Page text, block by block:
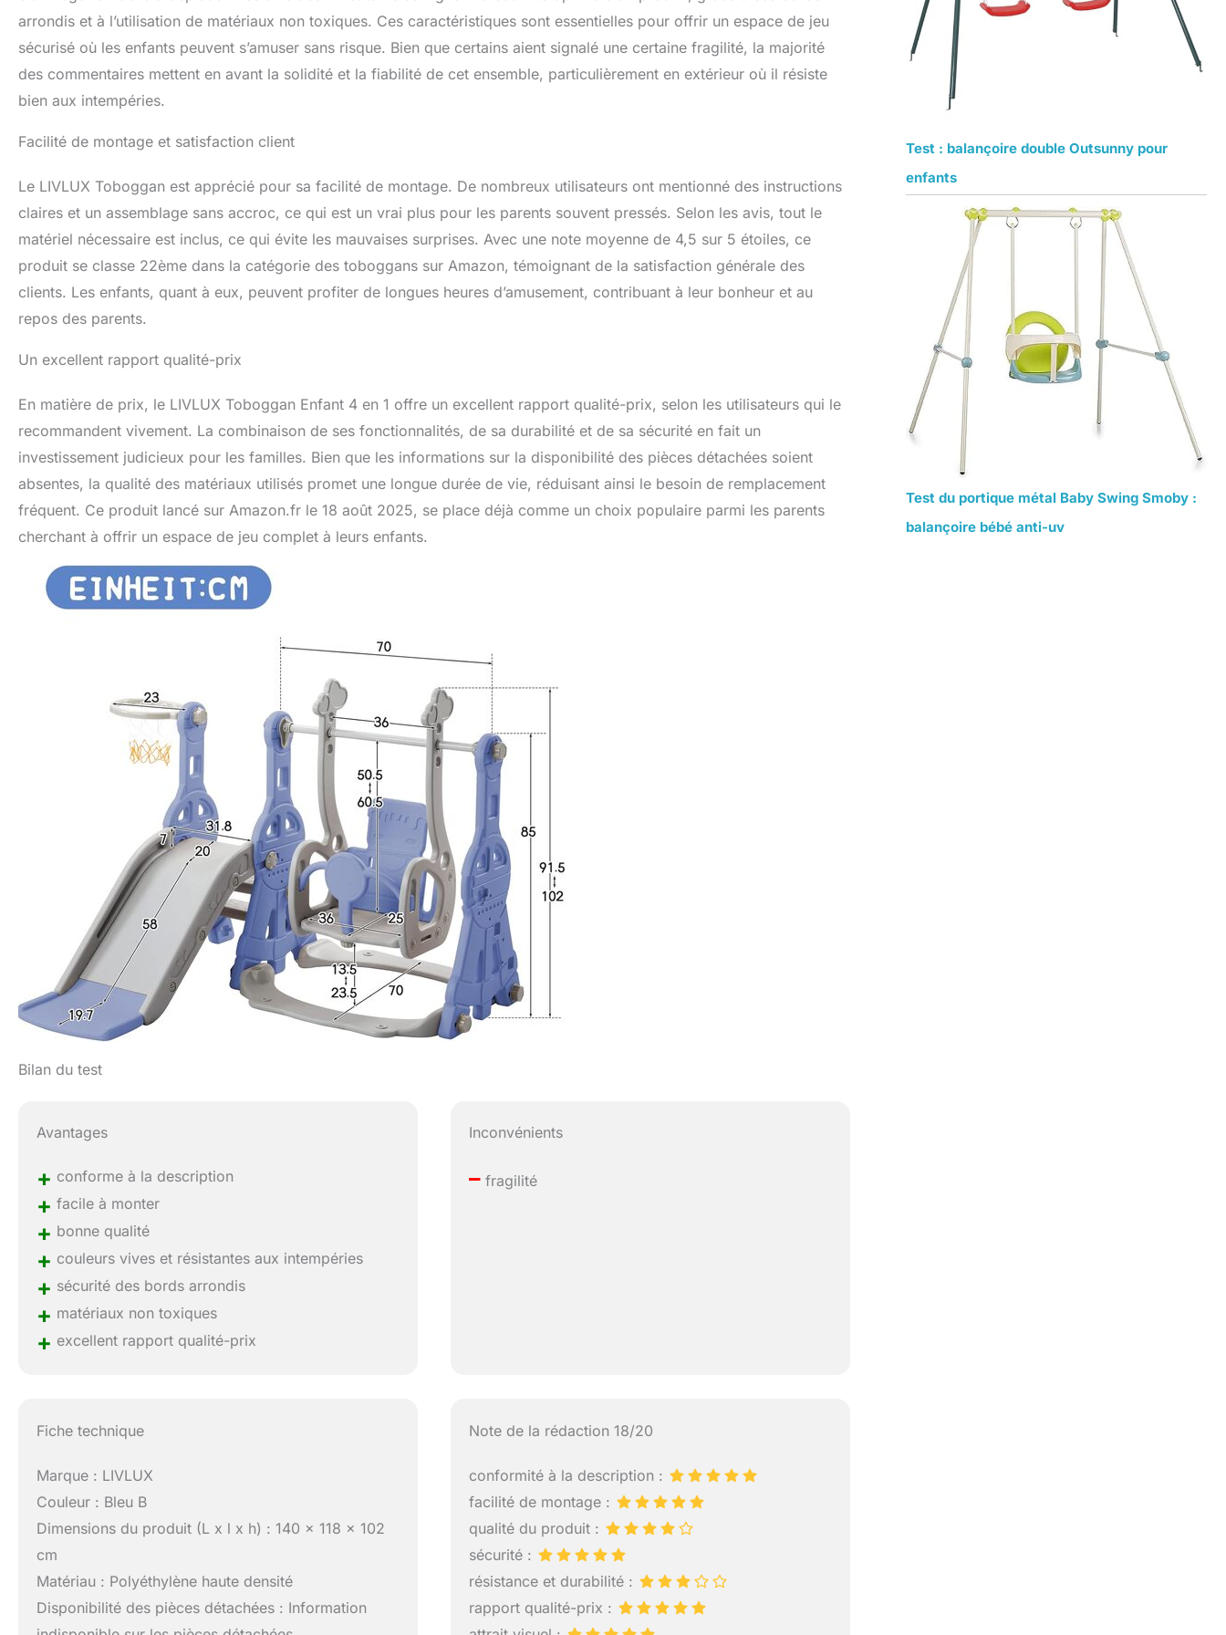
effort et sans outils spécifiques, en un rien de temps. De plus, le design modulaire
permet de démonter et de remonter facilement chaque élément. Lorsqu'il n'est
pas utilisé, il peut être démonté pour économiser de l'espace, offrant ainsi une
solution pratique et flexible pour tous les besoins de jeu.
arrondis et à l’utilisation de matériaux non toxiques. Ces caractéristiques sont essentielles pour offrir un espace de jeu
sécurisé où les enfants peuvent s’amuser sans risque. Bien que certains aient signalé une certaine fragilité, la majorité
des commentaires mettent en avant la solidité et la fiabilité de cet ensemble, particulièrement en extérieur où il résiste
bien aux intempéries.
Facilité de montage et satisfaction client
Le LIVLUX Toboggan est apprécié pour sa facilité de montage. De nombreux utilisateurs ont mentionné des instructions
claires et un assemblage sans accroc, ce qui est un vrai plus pour les parents souvent pressés. Selon les avis, tout le
matériel nécessaire est inclus, ce qui évite les mauvaises surprises. Avec une note moyenne de 4,5 sur 5 étoiles, ce
produit se classe 22ème dans la catégorie des toboggans sur Amazon, témoignant de la satisfaction générale des
clients. Les enfants, quant à eux, peuvent profiter de longues heures d’amusement, contribuant à leur bonheur et au
repos des parents.
Un excellent rapport qualité-prix
En matière de prix, le LIVLUX Toboggan Enfant 4 en 1 offre un excellent rapport qualité-prix, selon les utilisateurs qui le
recommandent vivement. La combinaison de ses fonctionnalités, de sa durabilité et de sa sécurité en fait un
investissement judicieux pour les familles. Bien que les informations sur la disponibilité des pièces détachées soient
absentes, la qualité des matériaux utilisés promet une longue durée de vie, réduisant ainsi le besoin de remplacement
fréquent. Ce produit lancé sur Amazon.fr le 18 août 2025, se place déjà comme un choix populaire parmi les parents
cherchant à offrir un espace de jeu complet à leurs enfants.
Bilan du test
Avantages
+ conforme à la description
+ facile à monter
+ bonne qualité
+ couleurs vives et résistantes aux intempéries
+ sécurité des bords arrondis
+ matériaux non toxiques
+ excellent rapport qualité-prix
Inconvénients
– fragilité
Fiche technique
Marque : LIVLUX
Couleur : Bleu B
Dimensions du produit (L x l x h) : 140 x 118 x 102
cm
Matériau : Polyéthylène haute densité
Disponibilité des pièces détachées : Information
Note de la rédaction 18/20
conformité à la description :
facilité de montage :
qualité du produit :
sécurité :
résistance et durabilité :
rapport qualité-prix :
Test : balançoire double Outsunny pour
enfants
Test du portique métal Baby Swing Smoby :
balançoire bébé anti-uv